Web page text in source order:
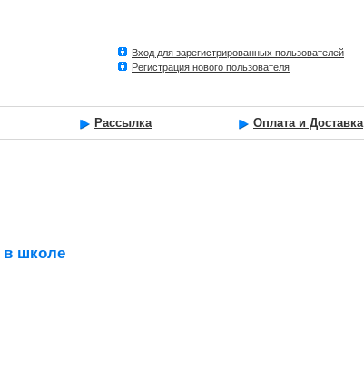
Вход для зарегистрированных пользователей
Регистрация нового пользователя
Рассылка Оплата и Доставка
в школе